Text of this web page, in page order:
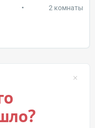
• 2 комнаты